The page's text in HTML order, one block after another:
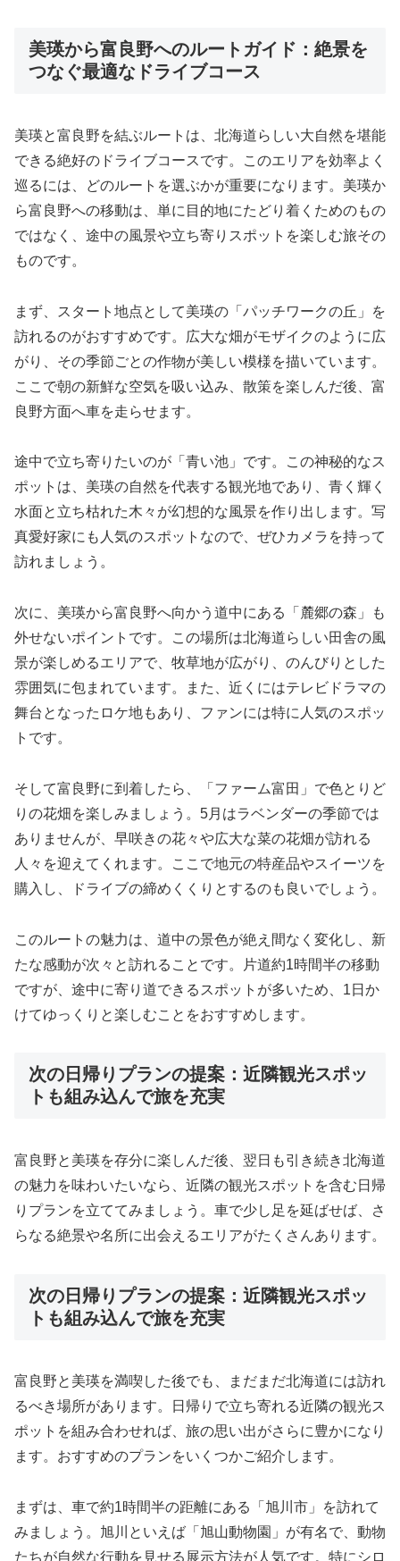
美瑛から富良野へのルートガイド：絶景を
つなぐ最適なドライブコース
美瑛と富良野を結ぶルートは、北海道らしい大自然を堪能
できる絶好のドライブコースです。このエリアを効率よく
巡るには、どのルートを選ぶかが重要になります。美瑛か
ら富良野への移動は、単に目的地にたどり着くためのもの
ではなく、途中の風景や立ち寄りスポットを楽しむ旅その
ものです。
まず、スタート地点として美瑛の「パッチワークの丘」を
訪れるのがおすすめです。広大な畑がモザイクのように広
がり、その季節ごとの作物が美しい模様を描いています。
ここで朝の新鮮な空気を吸い込み、散策を楽しんだ後、富
良野方面へ車を走らせます。
途中で立ち寄りたいのが「青い池」です。この神秘的なス
ポットは、美瑛の自然を代表する観光地であり、青く輝く
水面と立ち枯れた木々が幻想的な風景を作り出します。写
真愛好家にも人気のスポットなので、ぜひカメラを持って
訪れましょう。
次に、美瑛から富良野へ向かう道中にある「麓郷の森」も
外せないポイントです。この場所は北海道らしい田舎の風
景が楽しめるエリアで、牧草地が広がり、のんびりとした
雰囲気に包まれています。また、近くにはテレビドラマの
舞台となったロケ地もあり、ファンには特に人気のスポッ
トです。
そして富良野に到着したら、「ファーム富田」で色とりど
りの花畑を楽しみましょう。5月はラベンダーの季節では
ありませんが、早咲きの花々や広大な菜の花畑が訪れる
人々を迎えてくれます。ここで地元の特産品やスイーツを
購入し、ドライブの締めくくりとするのも良いでしょう。
このルートの魅力は、道中の景色が絶え間なく変化し、新
たな感動が次々と訪れることです。片道約1時間半の移動
ですが、途中に寄り道できるスポットが多いため、1日か
けてゆっくりと楽しむことをおすすめします。
次の日帰りプランの提案：近隣観光スポッ
トも組み込んで旅を充実
富良野と美瑛を存分に楽しんだ後、翌日も引き続き北海道
の魅力を味わいたいなら、近隣の観光スポットを含む日帰
りプランを立ててみましょう。車で少し足を延ばせば、さ
らなる絶景や名所に出会えるエリアがたくさんあります。
次の日帰りプランの提案：近隣観光スポッ
トも組み込んで旅を充実
富良野と美瑛を満喫した後でも、まだまだ北海道には訪れ
るべき場所があります。日帰りで立ち寄れる近隣の観光ス
ポットを組み合わせれば、旅の思い出がさらに豊かになり
ます。おすすめのプランをいくつかご紹介します。
まずは、車で約1時間半の距離にある「旭川市」を訪れて
みましょう。旭川といえば「旭山動物園」が有名で、動物
たちが自然な行動を見せる展示方法が人気です。特にシロ